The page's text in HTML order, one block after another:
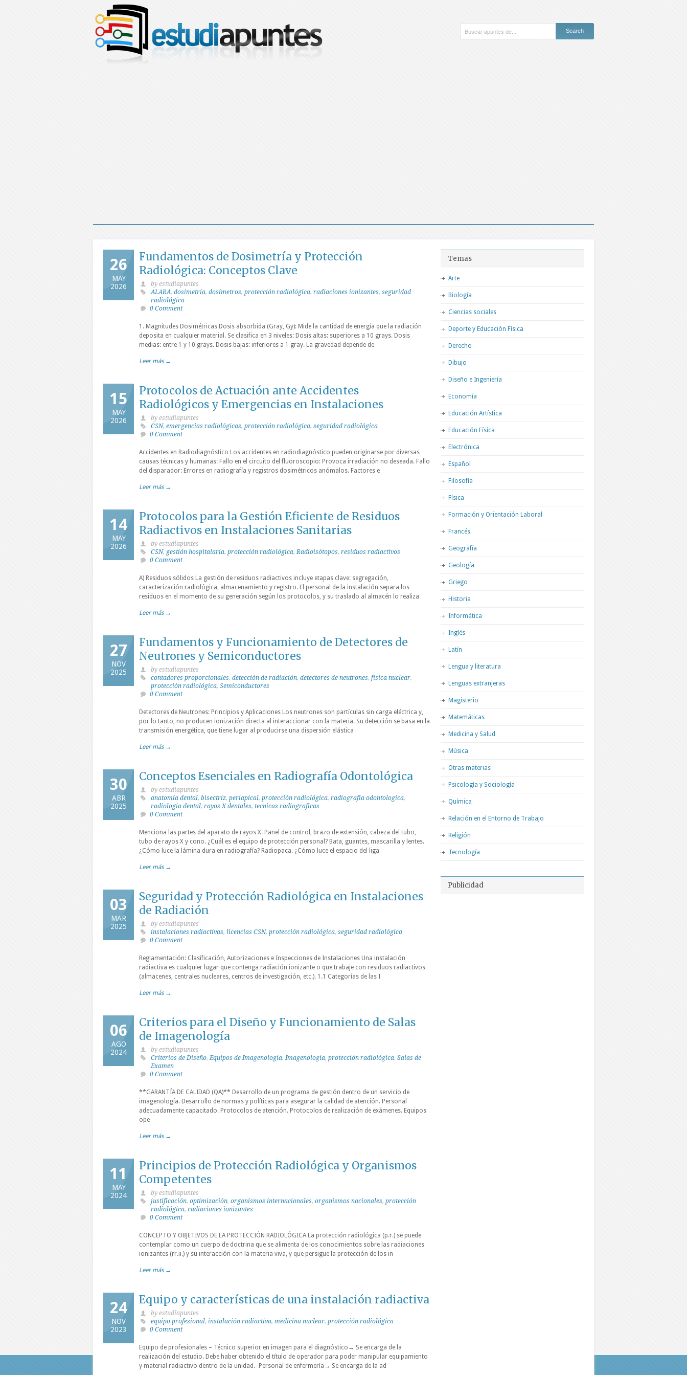
26
MAY
2026
Fundamentos de Dosimetría y Protección
Radiológica: Conceptos Clave
by estudiapuntes
ALARA, dosimetría, dosímetros, protección radiológica, radiaciones ionizantes, seguridad
radiológica
0 Comment
1. Magnitudes Dosimétricas Dosis absorbida (Gray, Gy): Mide la cantidad de energía que la radiación
deposita en cualquier material. Se clasifica en 3 niveles: Dosis altas: superiores a 10 grays. Dosis
medias: entre 1 y 10 grays. Dosis bajas: inferiores a 1 gray. La gravedad depende de
Leer más →
15
MAY
2026
Protocolos de Actuación ante Accidentes
Radiológicos y Emergencias en Instalaciones
by estudiapuntes
CSN, emergencias radiológicas, protección radiológica, seguridad radiológica
0 Comment
Accidentes en Radiodiagnóstico Los accidentes en radiodiagnóstico pueden originarse por diversas
causas técnicas y humanas: Fallo en el circuito del fluoroscopio: Provoca irradiación no deseada. Fallo
del disparador: Errores en radiografía y registros dosimétricos anómalos. Factores e
Leer más →
14
MAY
2026
Protocolos para la Gestión Eficiente de Residuos
Radiactivos en Instalaciones Sanitarias
by estudiapuntes
CSN, gestión hospitalaria, protección radiológica,Radioisótopos, residuos radiactivos
0 Comment
A) Residuos sólidos La gestión de residuos radiactivos incluye etapas clave: segregación,
caracterización radiológica, almacenamiento y registro. El personal de la instalación separa los
residuos en el momento de su generación según los protocolos, y su traslado al almacén lo realiza
Leer más →
27
NOV
2025
Fundamentos y Funcionamiento de Detectores de
Neutrones y Semiconductores
by estudiapuntes
contadores proporcionales, detección de radiación, detectores de neutrones, física nuclear,
protección radiológica, Semiconductores
0 Comment
Detectores de Neutrones: Principios y Aplicaciones Los neutrones son partículas sin carga eléctrica y,
por lo tanto, no producen ionización directa al interaccionar con la materia. Su detección se basa en la
transmisión energética, que tiene lugar al producirse una dispersión elástica
Leer más →
30
ABR
2025
Conceptos Esenciales en Radiografía Odontológica
by estudiapuntes
anatomía dental, bisectriz, periapical, protección radiológica, radiografia odontologica,
radiologia dental, rayos X dentales, tecnicas radiograficas
0 Comment
Menciona las partes del aparato de rayos X. Panel de control, brazo de extensión, cabeza del tubo,
tubo de rayos X y cono. ¿Cuál es el equipo de protección personal? Bata, guantes, mascarilla y lentes.
¿Cómo luce la lámina dura en radiografía? Radiopaca. ¿Cómo luce el espacio del liga
Leer más →
03
MAR
2025
Seguridad y Protección Radiológica en Instalaciones
de Radiación
by estudiapuntes
instalaciones radiactivas, licencias CSN, protección radiológica, seguridad radiológica
0 Comment
Reglamentación: Clasificación, Autorizaciones e Inspecciones de Instalaciones Una instalación
radiactiva es cualquier lugar que contenga radiación ionizante o que trabaje con residuos radiactivos
(almacenes, centrales nucleares, centros de investigación, etc.). 1.1 Categorías de las I
Leer más →
06
AGO
2024
Criterios para el Diseño y Funcionamiento de Salas
de Imagenología
by estudiapuntes
Criterios de Diseño,Equipos de Imagenología,Imagenología, protección radiológica, Salas de
Examen
0 Comment
**GARANTÍA DE CALIDAD (QA)** Desarrollo de un programa de gestión dentro de un servicio de
imagenología. Desarrollo de normas y políticas para asegurar la calidad de atención. Personal
adecuadamente capacitado. Protocolos de atención. Protocolos de realización de exámenes. Equipos
ope
Leer más →
11
MAY
2024
Principios de Protección Radiológica y Organismos
Competentes
by estudiapuntes
justificación, optimización, organismos internacionales, organismos nacionales, protección
radiológica, radiaciones ionizantes
0 Comment
CONCEPTO Y OBJETIVOS DE LA PROTECCIÓN RADIOLÓGICA La protección radiológica (p.r.) se puede
contemplar como un cuerpo de doctrina que se alimenta de los conocimientos sobre las radiaciones
ionizantes (rr.ii.) y su interacción con la materia viva, y que persigue la protección de los in
Leer más →
24
NOV
2023
Equipo y características de una instalación radiactiva
by estudiapuntes
equipo profesional, instalación radiactiva, medicina nuclear, protección radiológica
0 Comment
Equipo de profesionales – Técnico superior en imagen para el diagnóstico→ Se encarga de la
realización del estudio. Debe haber obtenido el título de operador para poder manipular equipamiento
y material radiactivo dentro de la unidad.- Personal de enfermería→ Se encarga de la ad
Temas
Arte
Biología
Ciencias sociales
Deporte y Educación Física
Derecho
Dibujo
Diseño e Ingeniería
Economía
Educación Artística
Educación Física
Electrónica
Español
Filosofía
Física
Formación y Orientación Laboral
Francés
Geografía
Geología
Griego
Historia
Informática
Inglés
Latín
Lengua y literatura
Lenguas extranjeras
Magisterio
Matemáticas
Medicina y Salud
Música
Otras materias
Psicología y Sociología
Química
Relación en el Entorno de Trabajo
Religión
Tecnología
Publicidad